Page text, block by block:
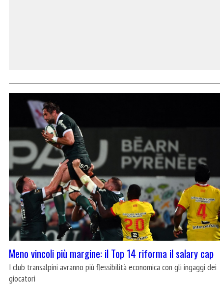
Meno vincoli più margine: il Top 14 riforma il salary cap
I club transalpini avranno più flessibilità economica con gli ingaggi dei
giocatori